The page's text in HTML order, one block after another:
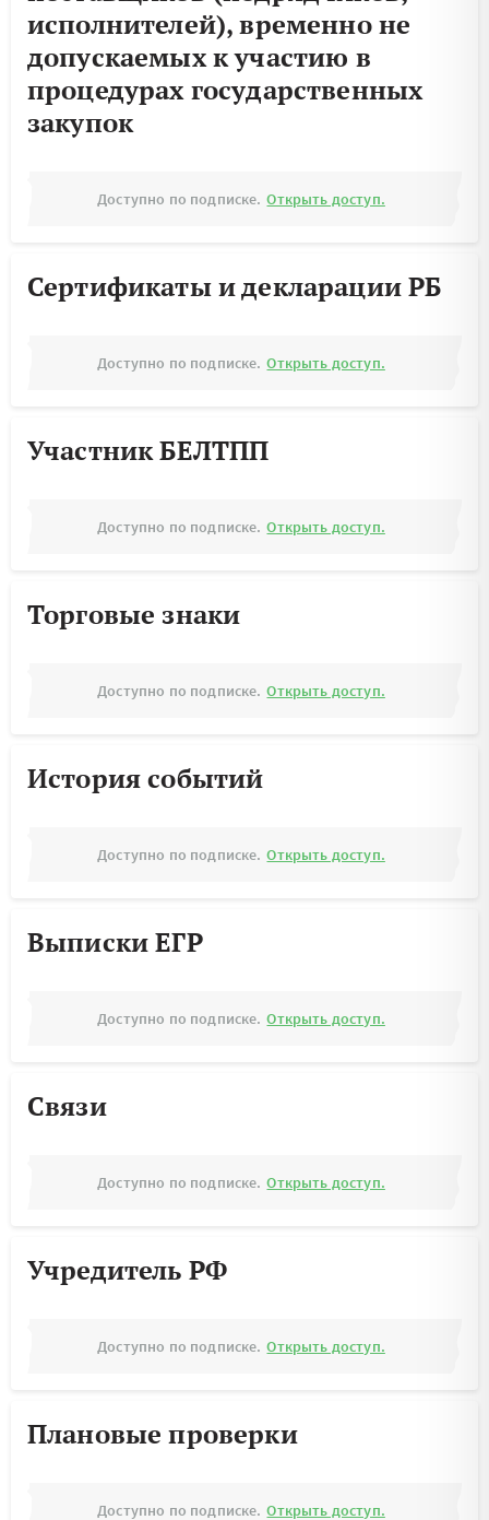
исполнителей), временно не
допускаемых к участию в
процедурах государственных
закупок
Доступно по подписке. Открыть доступ.
Сертификаты и декларации РБ
Доступно по подписке. Открыть доступ.
Участник БЕЛТПП
Доступно по подписке. Открыть доступ.
Торговые знаки
Доступно по подписке. Открыть доступ.
История событий
Доступно по подписке. Открыть доступ.
Выписки ЕГР
Доступно по подписке. Открыть доступ.
Связи
Доступно по подписке. Открыть доступ.
Учредитель РФ
Доступно по подписке. Открыть доступ.
Плановые проверки
Доступно по подписке. Открыть доступ.